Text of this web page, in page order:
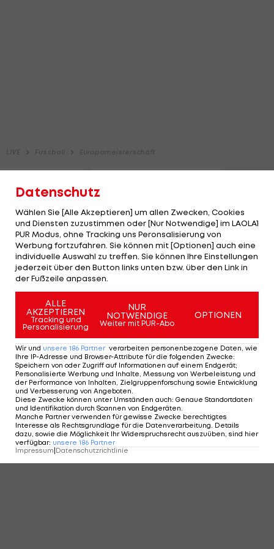
Datenschutz
Wählen Sie [Alle Akzeptieren] um allen Zwecken, Cookies
und Diensten zuzustimmen oder [Nur Notwendige] im LAOLA1
PUR Modus, ohne Tracking uns Peronsalisierung von
Werbung fortzufahren. Sie können mit [Optionen] auch eine
individuelle Auswahl zu treffen. Sie können Ihre Einstellungen
jederzeit über den Button links unten bzw. über den Link in
der Fußzeile anpassen.
ALLE
AKZEPTIEREN
Tracking und
Personalisierung
NUR
NOTWENDIGE
Weiter mit PUR-Abo
OPTIONEN
Wir und unsere 186 Partner verarbeiten personenbezogene Daten, wie
Ihre IP-Adresse und Browser-Attribute für die folgenden Zwecke:
Speichern von oder Zugriff auf Informationen auf einem Endgerät;
Personalisierte Werbung und Inhalte, Messung von Werbeleistung und
der Performance von Inhalten, Zielgruppenforschung sowie Entwicklung
und Verbesserung von Angeboten.
Diese Zwecke können unter Umständen auch: Genaue Standortdaten
und Identifikation durch Scannen von Endgeräten.
Manche Partner verwenden für gewisse Zwecke berechtigtes
Interesse als Rechtsgrundlage für die Datenverarbeitung. Details
dazu, sowie die Möglichkeit Ihr Widerspruchsrecht auszuüben, sind hier
verfügbar: unsere 186 Partner
Impressum Datenschutzrichtlinie